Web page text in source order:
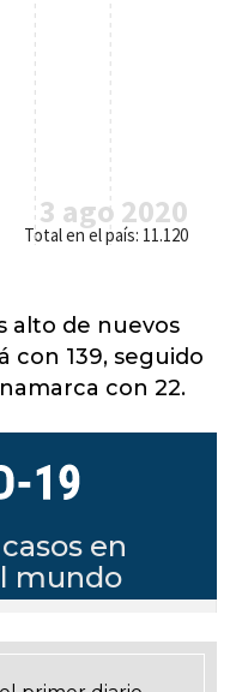
alto de nuevos
con 139, seguido
con 22.